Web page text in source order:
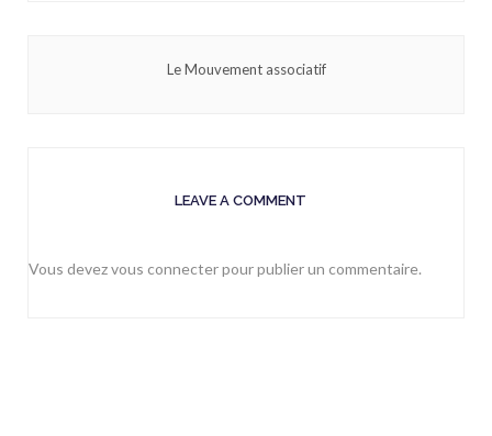
Le Mouvement associatif
LEAVE A COMMENT
Vous devezvous connecterpour publier un commentaire.